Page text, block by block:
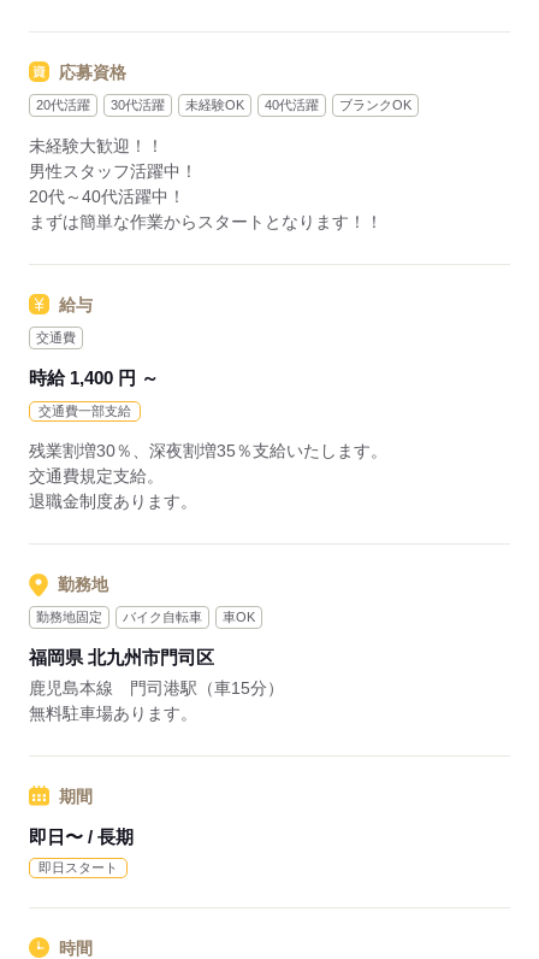
正社員登用の可能性もあり！！業務内容については丁寧に先輩
スタッフがサポートしてくれます♪
ご応募お待ちしております！！
応募資格
20代活躍 30代活躍 未経験OK 40代活躍 ブランクOK
未経験大歓迎！！
男性スタッフ活躍中！
20代～40代活躍中！
まずは簡単な作業からスタートとなります！！
給与
交通費
時給 1,400 円 ～
交通費一部支給
残業割増30％、深夜割増35％支給いたします。
交通費規定支給。
退職金制度あります。
勤務地
勤務地固定 バイク自転車 車OK
福岡県 北九州市門司区
鹿児島本線 門司港駅（車15分）
無料駐車場あります。
期間
即日〜 / 長期
即日スタート
時間